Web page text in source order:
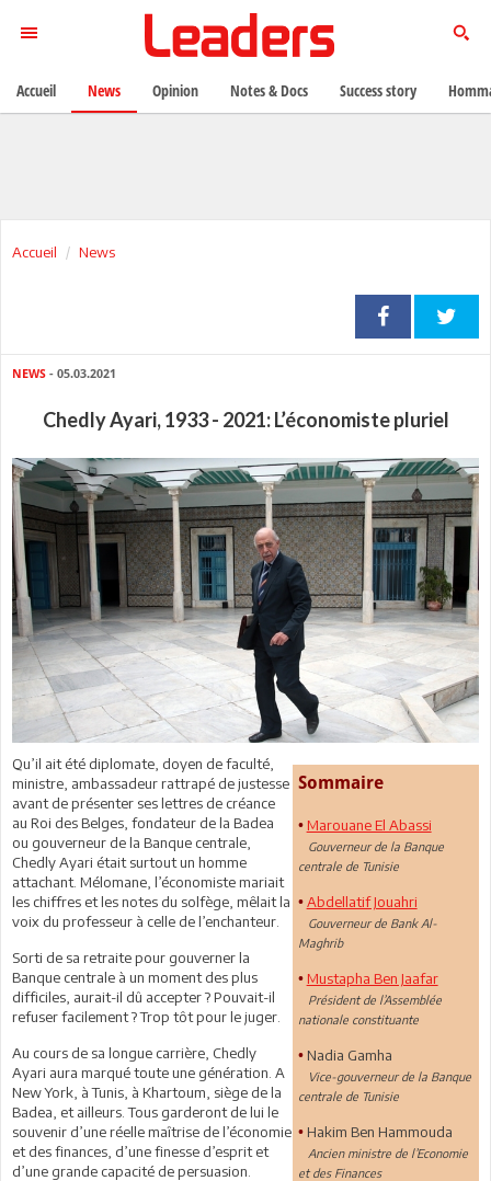
Accueil News
NEWS - 05.03.2021
Chedly Ayari, 1933 - 2021: L’économiste pluriel
Sommaire
• Marouane El Abassi
Gouverneur de la Banque
centrale de Tunisie
• Abdellatif Jouahri
Gouverneur de Bank Al-
Maghrib
• Mustapha Ben Jaafar
Président de l’Assemblée
nationale constituante
•Nadia Gamha
Vice-gouverneur de la Banque
centrale de Tunisie
•Hakim Ben Hammouda
Ancien ministre de l’Economie
et des Finances
Qu’il ait été diplomate, doyen de faculté,
ministre, ambassadeur rattrapé de justesse
avant de présenter ses lettres de créance
au Roi des Belges, fondateur de la Badea
ou gouverneur de la Banque centrale,
Chedly Ayari était surtout un homme
attachant. Mélomane, l’économiste mariait
les chiffres et les notes du solfège, mêlait la
voix du professeur à celle de l’enchanteur.
Sorti de sa retraite pour gouverner la
Banque centrale à un moment des plus
difficiles, aurait-il dû accepter ? Pouvait-il
refuser facilement ? Trop tôt pour le juger.
Au cours de sa longue carrière, Chedly
Ayari aura marqué toute une génération. A
New York, à Tunis, à Khartoum, siège de la
Badea, et ailleurs. Tous garderont de lui le
souvenir d’une réelle maîtrise de l’économie
et des finances, d’une finesse d’esprit et
d’une grande capacité de persuasion.
Accueil News Opinion Notes & Docs Success story